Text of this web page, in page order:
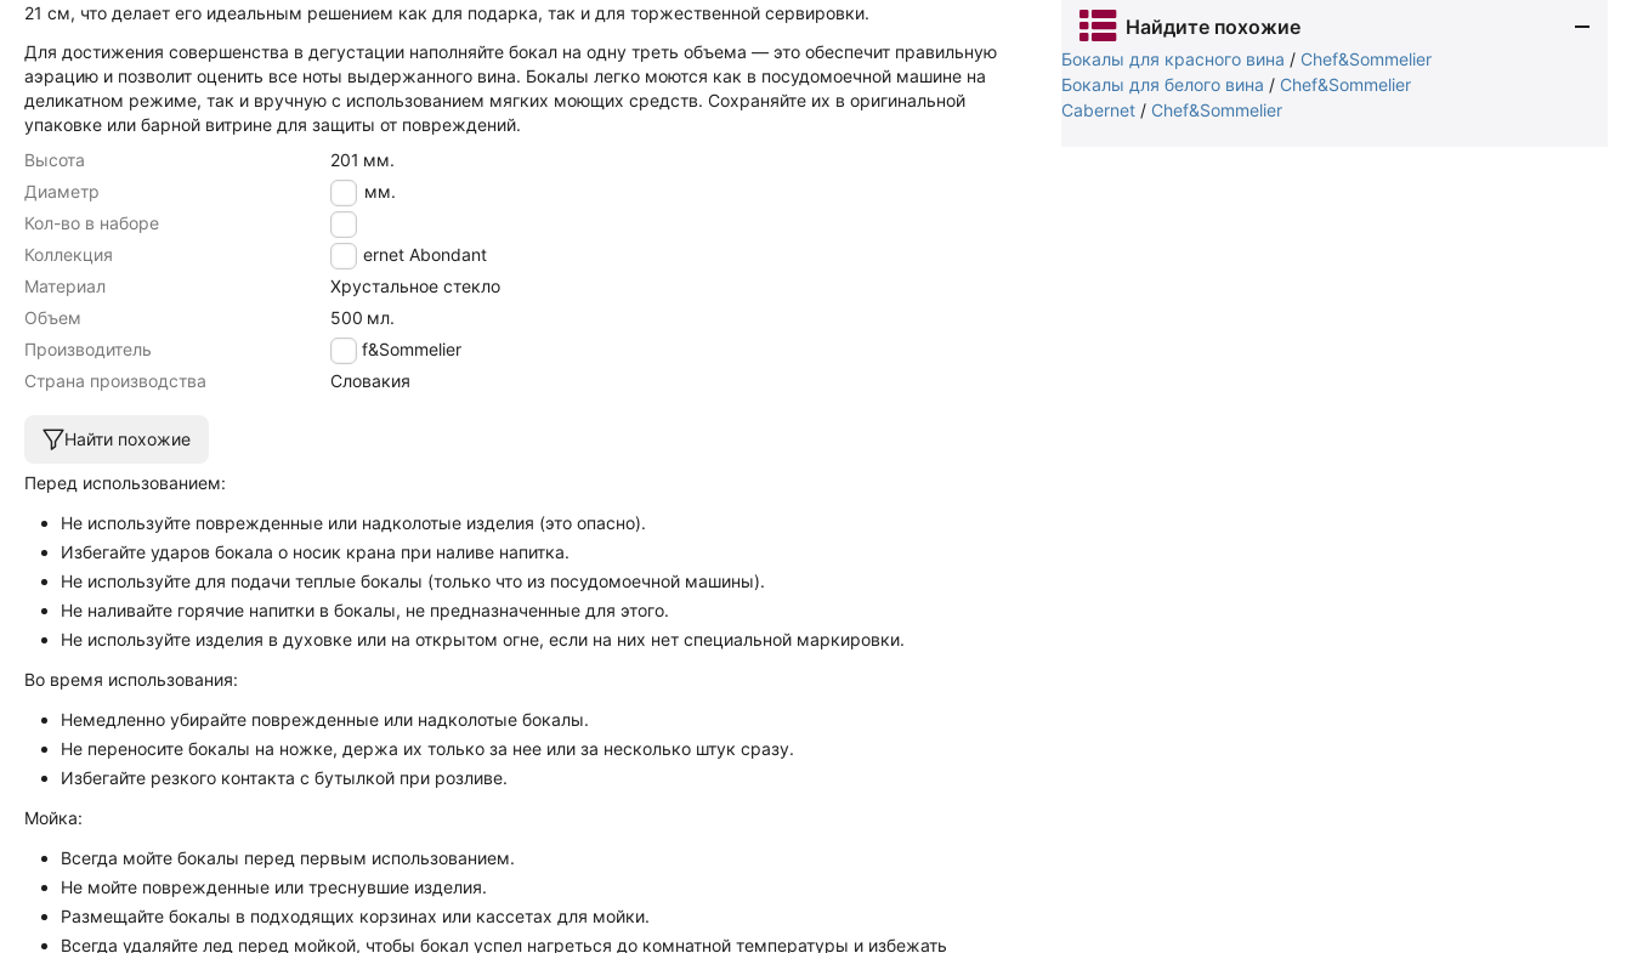
Найдите похожие
Бокалы для красного вина / Chef&Sommelier
Бокалы для белого вина / Chef&Sommelier
Cabernet / Chef&Sommelier
21 см, что делает его идеальным решением как для подарка, так и для торжественной сервировки.
Для достижения совершенства в дегустации наполняйте бокал на одну треть объема — это обеспечит правильную
аэрацию и позволит оценить все ноты выдержанного вина. Бокалы легко моются как в посудомоечной машине на
деликатном режиме, так и вручную с использованием мягких моющих средств. Сохраняйте их в оригинальной
упаковке или барной витрине для защиты от повреждений.
Высота
201 мм.
Диаметр
100 мм.
Кол-во в наборе
6
Коллекция
Cabernet Abondant
Материал
Хрустальное стекло
Объем
500 мл.
Производитель
Chef&Sommelier
Страна производства
Словакия
Найти похожие
Перед использованием:
Не используйте поврежденные или надколотые изделия (это опасно).
Избегайте ударов бокала о носик крана при наливе напитка.
Не используйте для подачи теплые бокалы (только что из посудомоечной машины).
Не наливайте горячие напитки в бокалы, не предназначенные для этого.
Не используйте изделия в духовке или на открытом огне, если на них нет специальной маркировки.
Во время использования:
Немедленно убирайте поврежденные или надколотые бокалы.
Не переносите бокалы на ножке, держа их только за нее или за несколько штук сразу.
Избегайте резкого контакта с бутылкой при розливе.
Мойка:
Всегда мойте бокалы перед первым использованием.
Не мойте поврежденные или треснувшие изделия.
Размещайте бокалы в подходящих корзинах или кассетах для мойки.
Всегда удаляйте лед перед мойкой, чтобы бокал успел нагреться до комнатной температуры и избежать